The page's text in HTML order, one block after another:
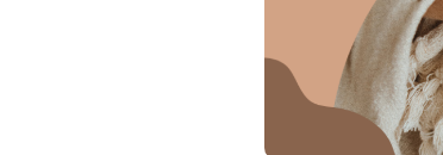
https://